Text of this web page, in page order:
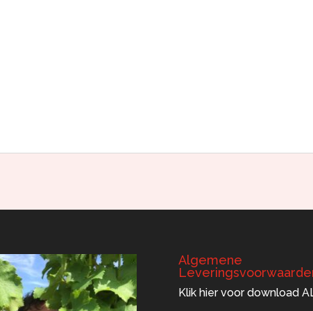
Algemene
Klik hier voor download